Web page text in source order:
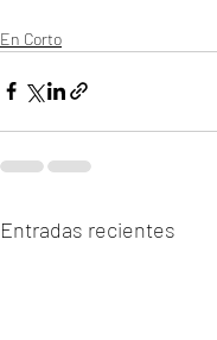
En Corto
Entradas recientes